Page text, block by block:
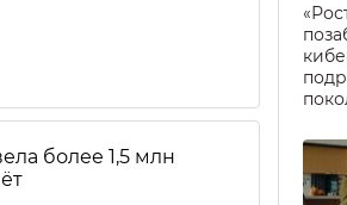
более 1,5 млн